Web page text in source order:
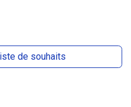
de souhaits